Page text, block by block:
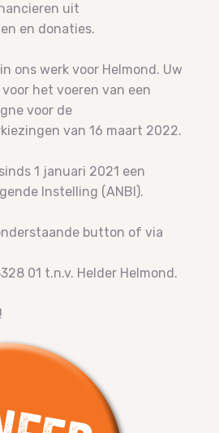
uit
en donaties.
ons werk voor Helmond. Uw
het voeren van een
voor de
van 16 maart 2022.
1 januari 2021 een
Instelling (ANBI).
button of via
01 t.n.v. Helder Helmond.